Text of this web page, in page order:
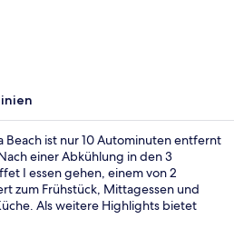
Beach ist nur 10 Autominuten entfernt
einer Abkühlung in den 3
I essen gehen, einem von 2
zum Frühstück, Mittagessen und
Als weitere Highlights bietet